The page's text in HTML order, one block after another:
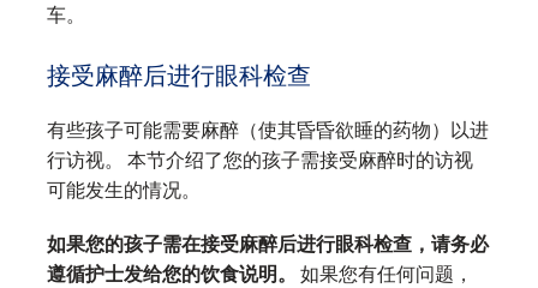
车。
接受麻醉后进行眼科检查
有些孩子可能需要麻醉（使其昏昏欲睡的药物）以进
行访视。 本节介绍了您的孩子需接受麻醉时的访视
可能发生的情况。
如果您的孩子需在接受麻醉后进行眼科检查，请务必
遵循护士发给您的饮食说明。
如果您有任何问题，